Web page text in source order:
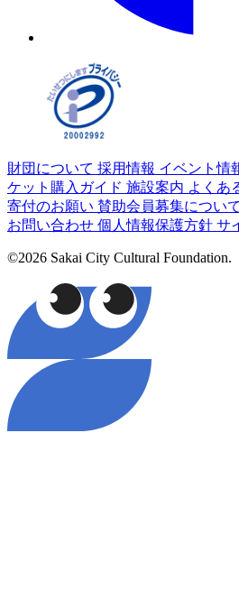
財団について 採用情報 イベント情
ケット購入ガイド 施設案内 よくあ
寄付のお願い 賛助会員募集について
お問い合わせ 個人情報保護方針 サ
©2026 Sakai City Cultural Foundation.